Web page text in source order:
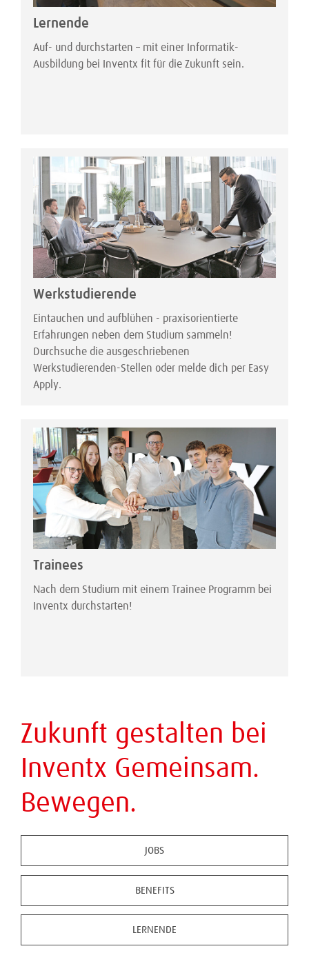
Lernende
Auf- und durchstarten – mit einer Informatik-
Ausbildung bei Inventx fit für die Zukunft sein.
Werkstudierende
Eintauchen und aufblühen - praxisorientierte
Erfahrungen neben dem Studium sammeln!
Durchsuche die ausgeschriebenen
Werkstudierenden-Stellen oder melde dich per Easy
Apply.
Trainees
Nach dem Studium mit einem Trainee Programm bei
Inventx durchstarten!
Zukunft gestalten bei
Inventx Gemeinsam.
Bewegen.
JOBS
BENEFITS
LERNENDE